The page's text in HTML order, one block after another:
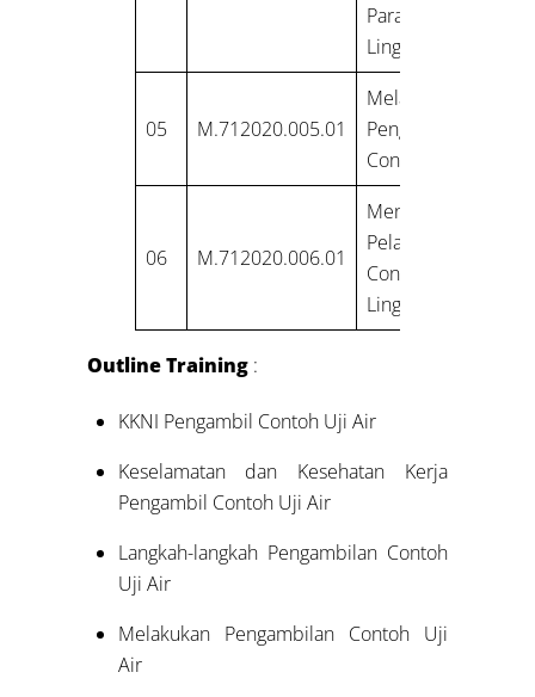
Parameter
Lingkungan
05 M.712020.005.01
Melakukan
Pengambilan
Contoh Uji Air
06 M.712020.006.01
Menyusun
Pelaporan
Contoh Uji
Lingkungan
Outline Training :
KKNI Pengambil Contoh Uji Air
Keselamatan dan Kesehatan Kerja
Pengambil Contoh Uji Air
Langkah-langkah Pengambilan Contoh
Uji Air
Melakukan Pengambilan Contoh Uji
Air